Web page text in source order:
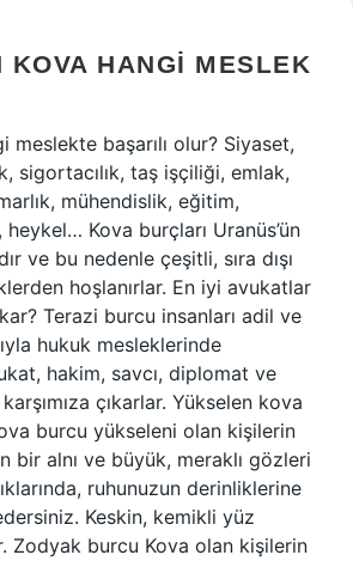
KOVA HANGI MESLEK
meslekte başarılı olur? Siyaset,
sigortacılık, taş işçiliği, emlak,
mühendislik, eğitim,
Kova burçları Uranüs’ün
ve bu nedenle çeşitli, sıra dışı
hoşlanırlar. En iyi avukatlar
Terazi burcu insanları adil ve
hukuk mesleklerinde
hakim, savcı, diplomat ve
çıkarlar. Yükselen kova
burcu yükseleni olan kişilerin
bir alnı ve büyük, meraklı gözleri
ruhunuzun derinliklerine
Keskin, kemikli yüz
Zodyak burcu Kova olan kişilerin